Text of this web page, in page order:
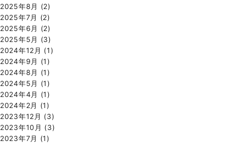
2025年8月 (2)
2025年7月 (2)
2025年6月 (2)
2025年5月 (3)
2024年12月 (1)
2024年9月 (1)
2024年8月 (1)
2024年5月 (1)
2024年4月 (1)
2024年2月 (1)
2023年12月 (3)
2023年10月 (3)
2023年7月 (1)